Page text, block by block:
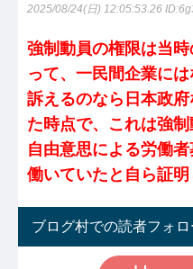
2025/08/24(日) 12:05:53.26
強制動員の権限は当
って、一民間企業には
訴えるのなら日本政
た時点で、これは強制
自由意思による労働
働いていたと自ら証明
ブログ村での読者フォロ